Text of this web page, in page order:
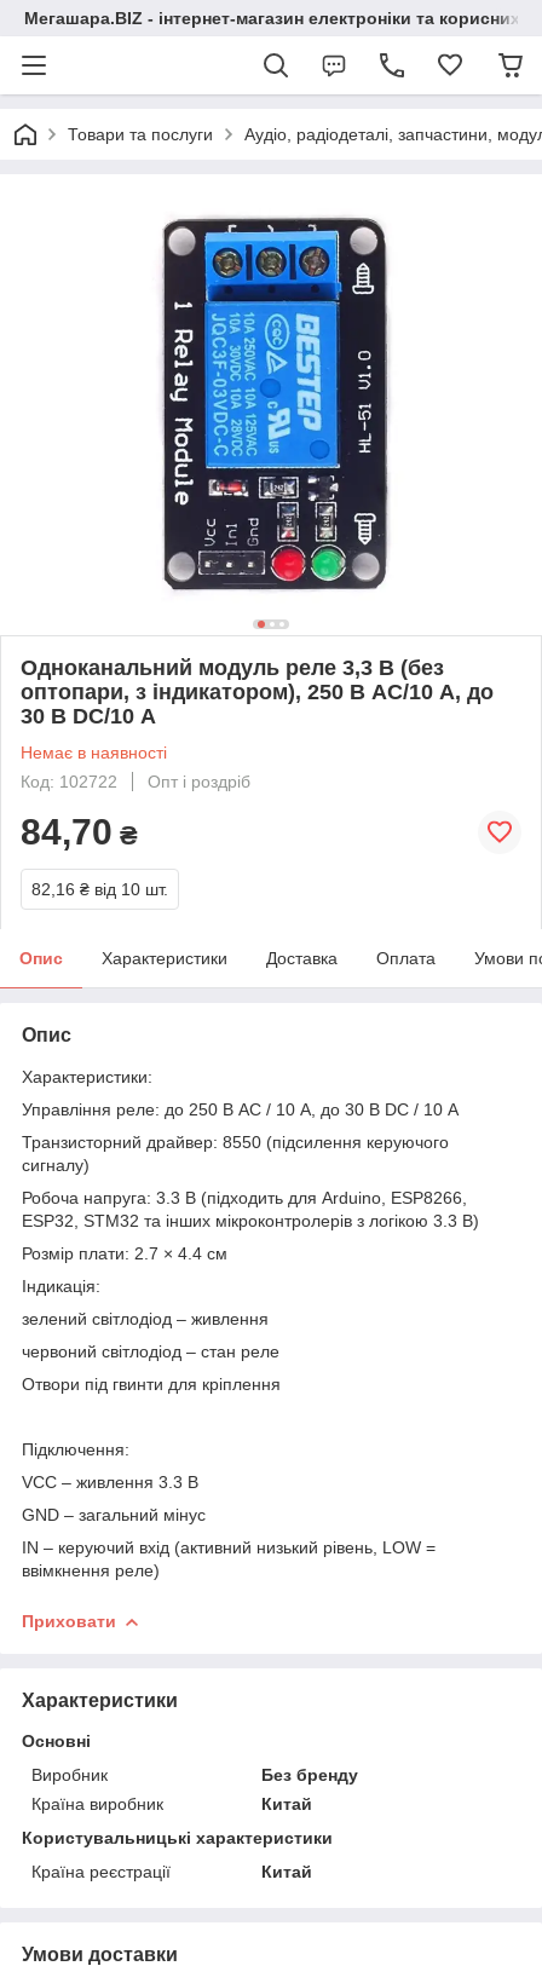
Мегашара.BIZ - інтернет-магазин електроніки та корисних
Товари та послуги Аудіо, радіодеталі, запчастини,
Одноканальний модуль реле 3,3 В (без
оптопари, з індикатором), 250 В AC/10 А, до
30 В DC/10 А
Немає в наявності
Код: 102722
Опт і роздріб
84,70 ₴
82,16 ₴ від 10 шт.
Опис Характеристики Доставка Оплата Умови
Опис
Характеристики:
Управління реле: до 250 В AC / 10 А, до 30 В DC / 10 А
Транзисторний драйвер: 8550 (підсилення керуючого
сигналу)
Робоча напруга: 3.3 В (підходить для Arduino, ESP8266,
ESP32, STM32 та інших мікроконтролерів з логікою 3.3 В)
Розмір плати: 2.7 × 4.4 см
Індикація:
зелений світлодіод – живлення
червоний світлодіод – стан реле
Отвори під гвинти для кріплення
Підключення:
VCC – живлення 3.3 В
GND – загальний мінус
IN – керуючий вхід (активний низький рівень, LOW =
ввімкнення реле)
Приховати
Характеристики
Основні
Виробник
Без бренду
Країна виробник
Китай
Користувальницькі характеристики
Країна реєстрації
Китай
Умови доставки